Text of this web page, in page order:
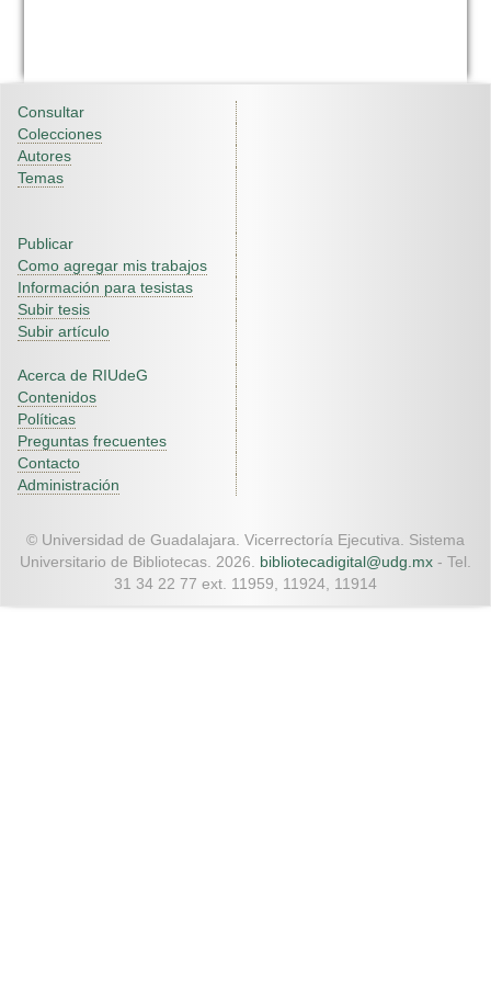
Consultar
Colecciones
Autores
Temas
Publicar
Como agregar mis trabajos
Información para tesistas
Subir tesis
Subir artículo
Acerca de RIUdeG
Contenidos
Políticas
Preguntas frecuentes
Contacto
Administración
© Universidad de Guadalajara. Vicerrectoría Ejecutiva. Sistema
Universitario de Bibliotecas. 2026. bibliotecadigital@udg.mx - Tel.
31 34 22 77 ext. 11959, 11924, 11914